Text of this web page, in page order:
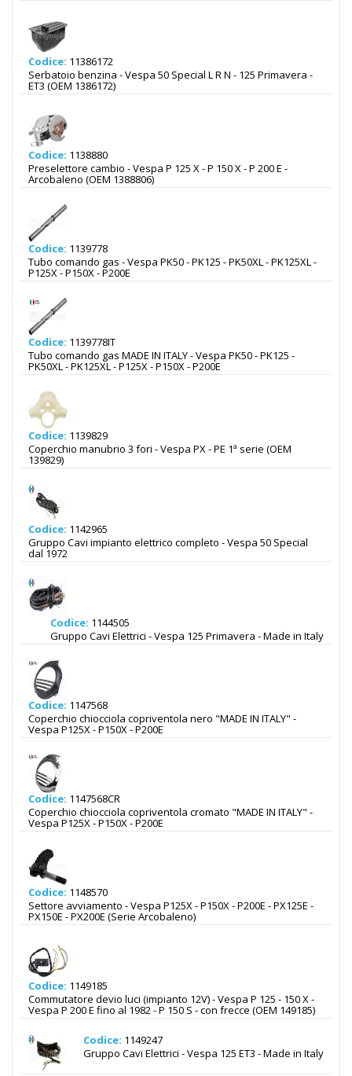
Codice: 11386172
Serbatoio benzina - Vespa 50 Special L R N - 125 Primavera -
ET3 (OEM 1386172)
Codice: 1138880
Preselettore cambio - Vespa P 125 X - P 150 X - P 200 E -
Arcobaleno (OEM 1388806)
Codice: 1139778
Tubo comando gas - Vespa PK50 - PK125 - PK50XL - PK125XL -
P125X - P150X - P200E
Codice: 1139778IT
Tubo comando gas MADE IN ITALY - Vespa PK50 - PK125 -
PK50XL - PK125XL - P125X - P150X - P200E
Codice: 1139829
Coperchio manubrio 3 fori - Vespa PX - PE 1ª serie (OEM
139829)
Codice: 1142965
Gruppo Cavi impianto elettrico completo - Vespa 50 Special
dal 1972
Codice: 1144505
Gruppo Cavi Elettrici - Vespa 125 Primavera - Made in Italy
Codice: 1147568
Coperchio chiocciola copriventola nero "MADE IN ITALY" -
Vespa P125X - P150X - P200E
Codice: 1147568CR
Coperchio chiocciola copriventola cromato "MADE IN ITALY" -
Vespa P125X - P150X - P200E
Codice: 1148570
Settore avviamento - Vespa P125X - P150X - P200E - PX125E -
PX150E - PX200E (Serie Arcobaleno)
Codice: 1149185
Commutatore devio luci (impianto 12V) - Vespa P 125 - 150 X -
Vespa P 200 E fino al 1982 - P 150 S - con frecce (OEM 149185)
Codice: 1149247
Gruppo Cavi Elettrici - Vespa 125 ET3 - Made in Italy